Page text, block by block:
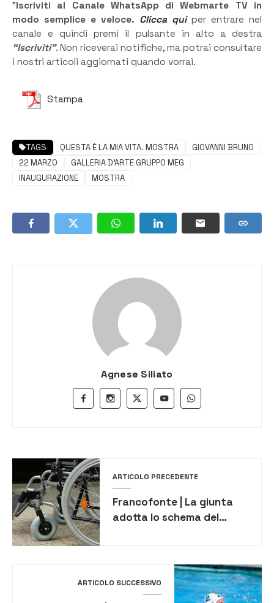
”Iscriviti al Canale WhatsApp di Webmarte TV in
modo semplice e veloce. Clicca quiper entrare nel
canale e quindi premi il pulsante in alto a destra
“Iscriviti”. Non riceverai notifiche, ma potrai consultare
i nostri articoli aggiornati quando vorrai.
Stampa
TAGS QUESTA È LA MIA VITA. MOSTRA
GIOVANNI BRUNO
22 MARZO
GALLERIA D'ARTE GRUPPO MEG
INAUGURAZIONE
MOSTRA
Agnese Siliato
ARTICOLO PRECEDENTE
Francofonte | La giunta
adotta lo schema del
ARTICOLO SUCCESSIVO